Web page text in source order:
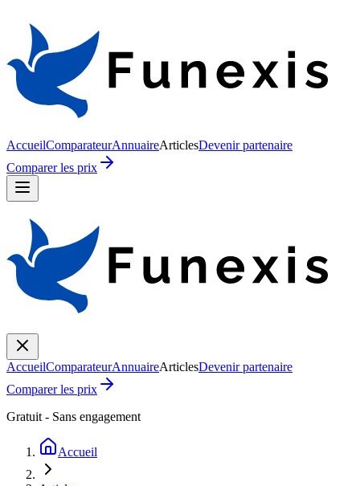
AccueilComparateurAnnuaireArticlesDevenir partenaire
Comparer les prix
AccueilComparateurAnnuaireArticlesDevenir partenaire
Comparer les prix
Gratuit - Sans engagement
Accueil